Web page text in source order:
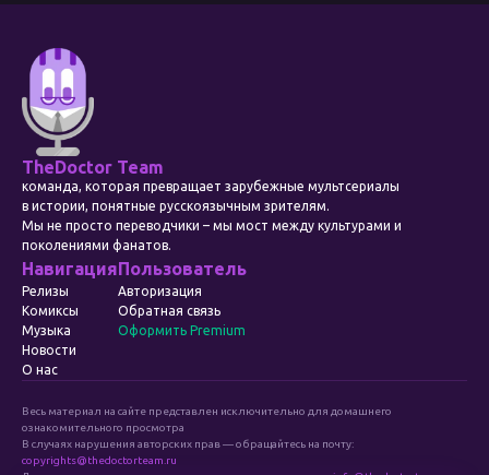
TheDoctor Team
команда, которая превращает зарубежные мультсериалы
в истории, понятные русскоязычным зрителям.
Мы не просто переводчики – мы мост между культурами и
поколениями фанатов.
Навигация
Релизы
Комиксы
Музыка
Новости
О нас
Пользователь
Авторизация
Обратная связь
Оформить Premium
Весь материал на сайте представлен исключительно для домашнего
ознакомительного просмотра
В случаях нарушения авторских прав — обращайтесь на почту:
copyrights@thedoctorteam.ru